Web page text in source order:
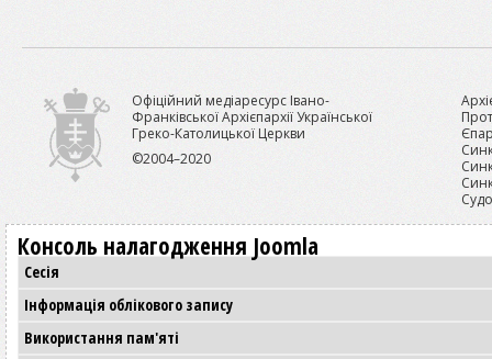
Офіційний медіаресурс Івано-
Франківської Архієпархії Української
Греко-Католицької Церкви
©2004–2020
Консоль налагодження Joomla
Сесія
Інформація облікового запису
Використання пам'яті